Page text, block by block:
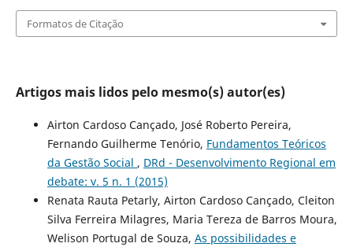
Formatos de Citação
Artigos mais lidos pelo mesmo(s) autor(es)
Airton Cardoso Cançado, José Roberto Pereira,
Fernando Guilherme Tenório, Fundamentos Teóricos
da Gestão Social , DRd - Desenvolvimento Regional em
debate: v. 5 n. 1 (2015)
Renata Rauta Petarly, Airton Cardoso Cançado, Cleiton
Silva Ferreira Milagres, Maria Tereza de Barros Moura,
Welison Portugal de Souza, As possibilidades e